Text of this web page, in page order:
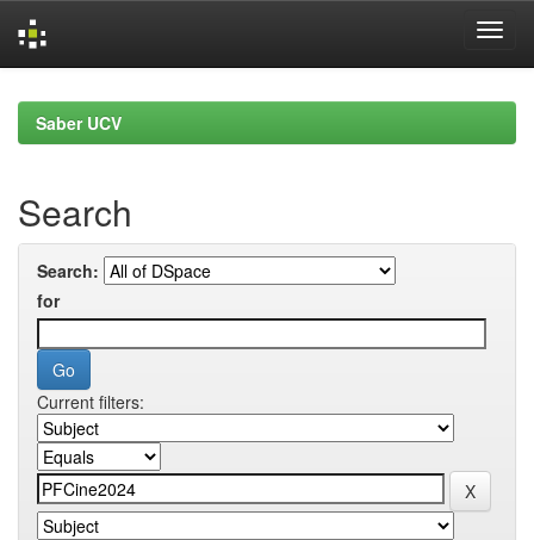
navigationSaber UCV
Search
Search:
for
Current filters: